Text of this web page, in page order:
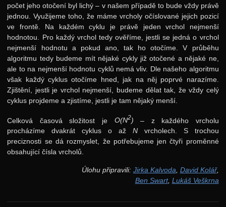
počet jeho otočení byl lichý – v našem případě to bude vždy právě
jednou. Využijeme toho, že máme vrcholy očíslované jejich pozicí
ve frontě. Na každém cyklu je právě jeden vrchol nejmenší
hodnotou. Pro každý vrchol tedy ověříme, jestli se jedná o vrchol
nejmenší hodnotu a pokud ano, tak ho otočíme. V průběhu
algoritmu tedy budeme mít nějaké cykly již otočené a nějaké ne,
ale to na nejmenší hodnotu cyklů nemá vliv. Dle našeho algoritmu
však každý cyklus otočíme hned, jak na něj poprvé narazíme.
Zjištění, jestli je vrchol nejmenší, budeme dělat tak, že vždy celý
cyklus projdeme a zjistíme, jestli je tam nějaký menší.
Celková časová složitost je O(N2) – z každého vrcholu
procházíme dvakrát cyklus o až Nvrcholech. S trochou
preciznosti se dá rozmyslet, že potřebujeme jen čtyři proměnné
obsahující čísla vrcholů.
Úlohu připravili: Jirka Kalvoda David Kolář,
Ben Swart, Lukáš Veškrna